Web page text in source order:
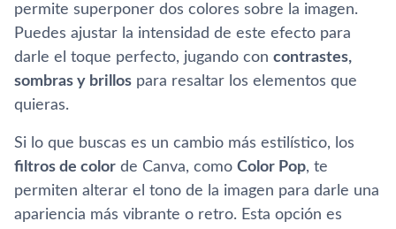
permite superponer dos colores sobre la imagen.
Puedes ajustar la intensidad de este efecto para
darle el toque perfecto, jugando con contrastes,
sombras y brillos para resaltar los elementos que
quieras.
Si lo que buscas es un cambio más estilístico, los
filtros de color de Canva, como Color Pop, te
permiten alterar el tono de la imagen para darle una
apariencia más vibrante o retro. Esta opción es